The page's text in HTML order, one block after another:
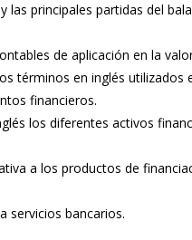
principales partidas del
de aplicación en la
términos en inglés
financieros.
los diferentes activos
a los productos de
servicios bancarios.